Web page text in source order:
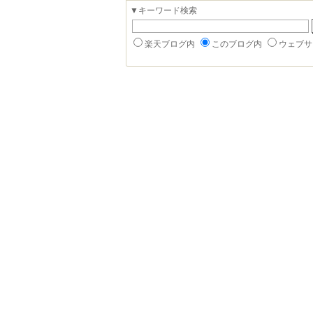
▼キーワード検索
楽天ブログ内 このブログ内 ウェブ